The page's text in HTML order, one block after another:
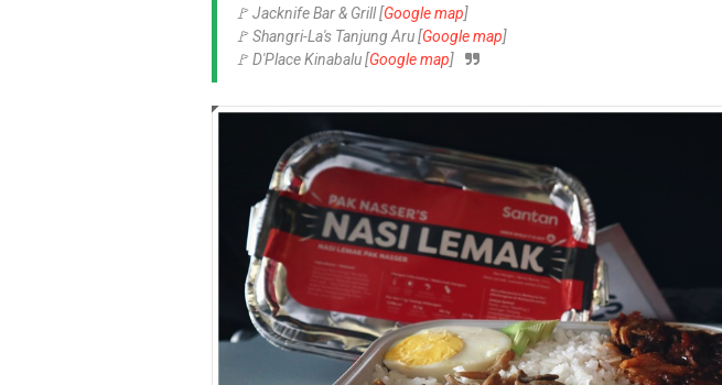
🚩 Jacknife Bar & Grill [Google map]
🚩 Shangri-La's Tanjung Aru [Google map]
🚩 D'Place Kinabalu [Google map]